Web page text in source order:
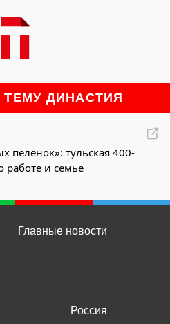
ДИНАСТИЯ
пеленок»: тульская 400-
работе и семье
Главные новости
Россия